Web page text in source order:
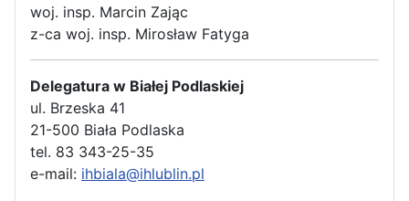
woj. insp. Marcin Zając
z-ca woj. insp. Mirosław Fatyga
Delegatura w Białej Podlaskiej
ul. Brzeska 41
21-500 Biała Podlaska
tel. 83 343-25-35
e-mail: ihbiala@ihlublin.pl